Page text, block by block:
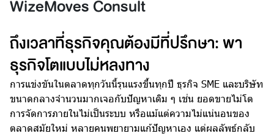
WizeMoves Consult
ถึงเวลาที่ธุรกิจคุณต้องมีที่ปรึกษา: พา
ธุรกิจโตแบบไม่หลงทาง
การแข่งขันในตลาดทุกวันนี้รุนแรงขึ้นทุกปี ธุรกิจ SME และบริษัท
ขนาดกลางจำนวนมากเจอกับปัญหาเดิม ๆ เช่น ยอดขายไม่โต
การจัดการภายในไม่เป็นระบบ หรือแม้แต่ความไม่แน่นอนของ
ตลาดสมัยใหม่ หลายคนพยายามแก้ปัญหาเอง แต่ผลลัพธ์กลับ